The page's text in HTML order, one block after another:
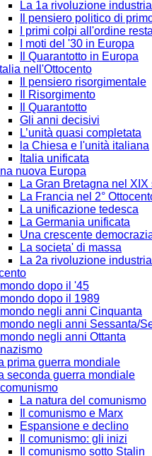
La 1a rivoluzione
Il pensiero politico di
I primi colpi all'ordine
I moti del '30 in Europa
Il Quarantotto in Europa
nell'Ottocento
Il pensiero risorgimentale
Il Risorgimento
Il Quarantotto
Gli anni decisivi
L’unità quasi completata
la Chiesa e l'unità italiana
Italia unificata
nuova Europa
La Gran Bretagna nel XIX
La Francia nel 2°
La unificazione tedesca
La Germania unificata
Una crescente
La societa' di massa
La 2a rivoluzione
mondo dopo il '45
mondo dopo il 1989
mondo negli anni Cinquanta
mondo negli anni Sessanta/
mondo negli anni Ottanta
nazismo
prima guerra mondiale
seconda guerra mondiale
La natura del comunismo
Il comunismo e Marx
Espansione e declino
Il comunismo: gli inizi
Il comunismo sotto Stalin